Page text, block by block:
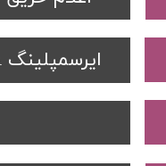
ایرسمپلینگ VESDA